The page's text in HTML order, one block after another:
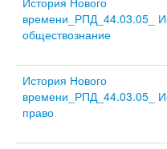
времени_РПД_44.03.05_
обществознание
История Нового
времени_РПД_44.03.05_
право